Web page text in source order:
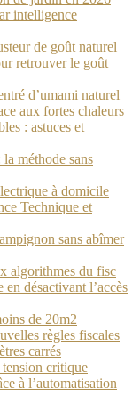
intelligence
de goût naturel
retrouver le goût
d’umami naturel
aux fortes chaleurs
: astuces et
la méthode sans
à domicile
Technique et
sans abîmer
algorithmes du fisc
désactivant l’accès
de 20m2
règles fiscales
carrés
critique
à l’automatisation